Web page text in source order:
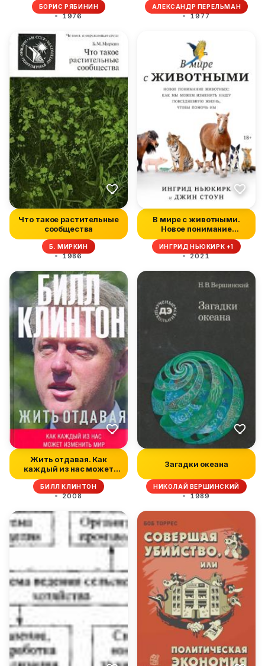
БОРИС РЯБИНИН
1976
АЛЕКСАНДР ПЕРЕЛЬМАН
1977
Что такое растительные
сообщества
Б. МИРКИН
1986
В мире с животными.
Новое понимание
животных: как...
ИНГРИД НЬЮКИРК +1
2021
Жить отдавая. Как
каждый из нас может
изменить мир
БИЛЛ КЛИНТОН
2008
Загадки океана
НИКОЛАЙ ВЕРШИНСКИЙ
1989